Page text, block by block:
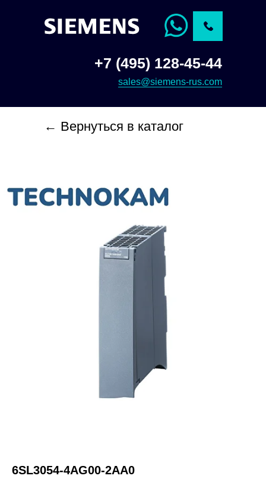
+7 (495) 128-45-44
sales@siemens-rus.com
← Вернуться в каталог
6SL3054-4AG00-2AA0